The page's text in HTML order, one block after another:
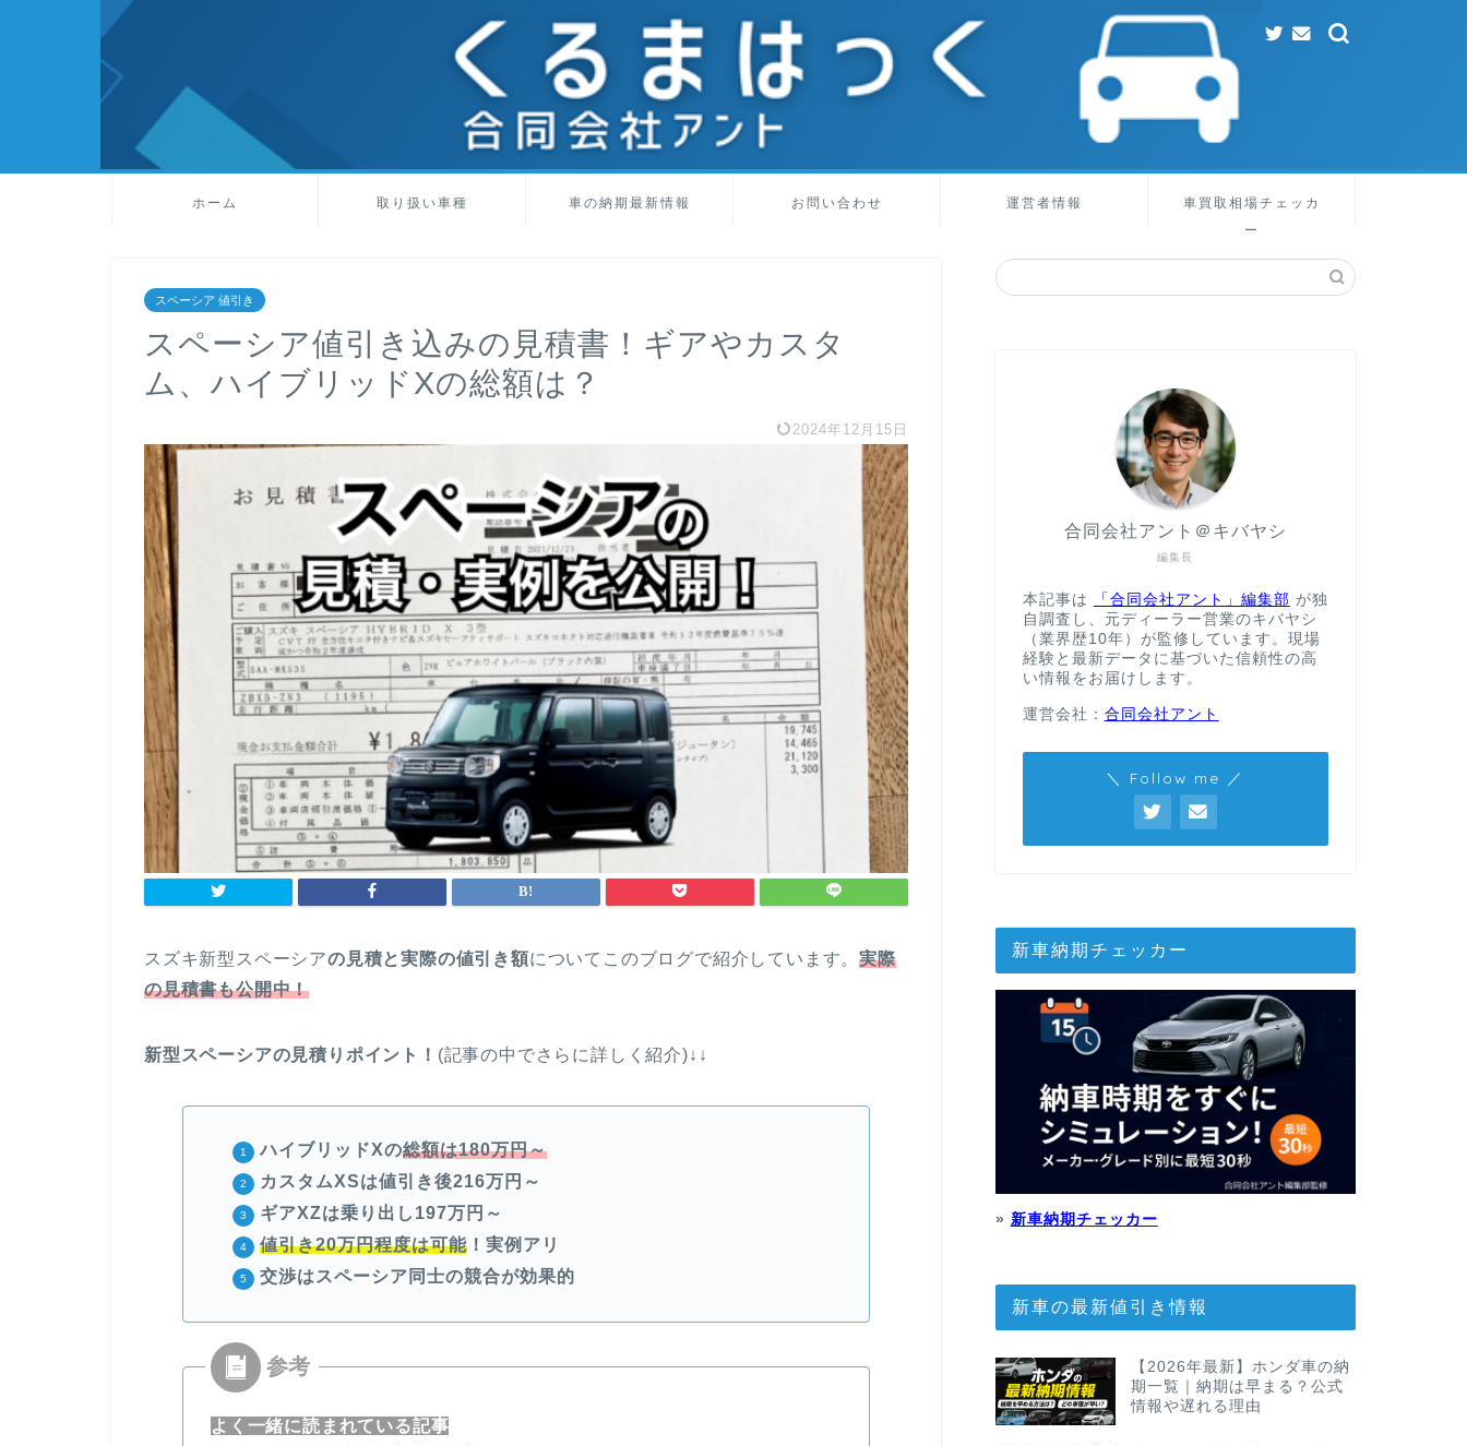
ホーム 取り扱い車種 車の納期最新情報 お問い合わせ 運営者情報
車買取相場チェッカ
ー
スペーシア 値引き
スペーシア値引き込みの見積書！ギアやカスタ
ム、ハイブリッドXの総額は？
2024年12月15日
スズキ新型スペーシアの見積と実際の値引き額についてこのブログで紹介しています。実際
の見積書も公開中！
新型スペーシアの見積りポイント！ (記事の中でさらに詳しく紹介)↓↓
ハイブリッドXの総額は180万円～
カスタムXSは値引き後216万円～
ギアXZは乗り出し197万円～
値引き20万円程度は可能！実例アリ
交渉はスペーシア同士の競合が効果的
よく一緒に読まれている記事
編集長
合同会社アント＠キバヤシ
本記事は 「合同会社アント」編集部 が独
自調査し、元ディーラー営業のキバヤシ
（業界歴10年）が監修しています。現場
経験と最新データに基づいた信頼性の高
い情報をお届けします。
運営会社： 合同会社アント
＼ Follow me ／
新車納期チェッカー
» 新車納期チェッカー
新車の最新値引き情報
【2026年最新】ホンダ車の納
期一覧｜納期は早まる？公式
情報や遅れる理由